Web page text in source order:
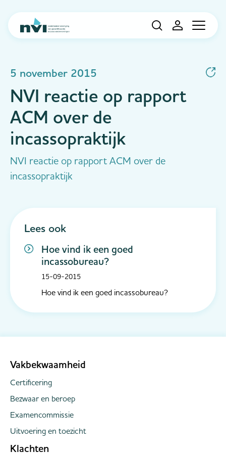
Navigation
5 november 2015
NVI reactie op rapport
ACM over de
incassopraktijk
NVI reactie op rapport ACM over de
incassopraktijk
Lees ook
Hoe vind ik een goed
incassobureau?
15-09-2015
Hoe vind ik een goed incassobureau?
Vakbekwaamheid
Certificering
Bezwaar en beroep
Examencommissie
Uitvoering en toezicht
Klachten